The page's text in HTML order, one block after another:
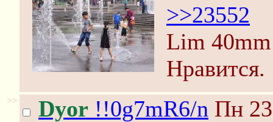
>>23552
Lim
Нравится.
>> Dyor !!0g7mR6/n Пн